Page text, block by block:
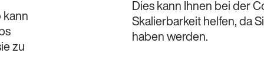
kann
zu
Dies kann Ihnen bei der
Skalierbarkeit helfen, da
haben werden.